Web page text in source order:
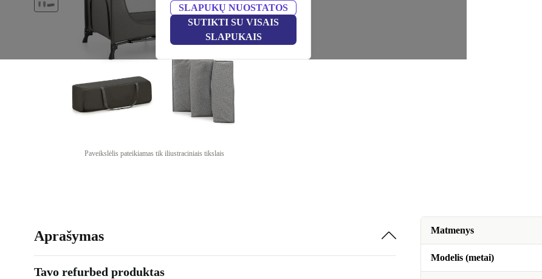
SLAPUKŲ NUOSTATOS
SUTIKTI SU VISAIS
SLAPUKAIS
Paveikslėlis pateikiamas tik iliustraciniais tikslais
Matmenys
Modelis (metai)
Aprašymas
Tavo refurbed produktas